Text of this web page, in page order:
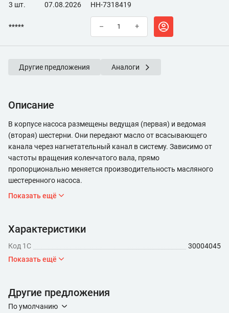
3 шт. 07.08.2026 НН-7318419
***** – +
Другие предложения Аналоги
Описание
В корпусе насоса размещены ведущая (первая) и ведомая
(вторая) шестерни. Они передают масло от всасывающего
канала через нагнетательный канал в систему. Зависимо от
частоты вращения коленчатого вала, прямо
пропорционально меняется производительность масляного
шестеренного насоса.
Показать ещё
Характеристики
Код 1С
30004045
Показать ещё
Другие предложения
По умолчанию